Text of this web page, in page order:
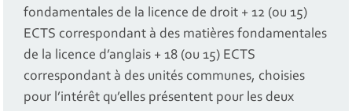
fondamentales de la licence de droit + 12 (ou 15)
ECTS correspondant à des matières fondamentales
de la licence d’anglais + 18 (ou 15) ECTS
correspondant à des unités communes, choisies
pour l’intérêt qu’elles présentent pour les deux